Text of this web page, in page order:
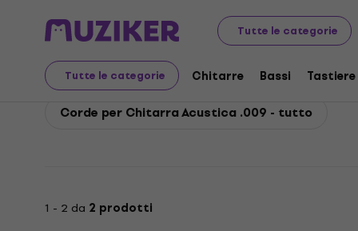
Tutte le categorie
Tutte le categorie Chitarre Bassi Tastiere
D'Addario Chitarre Corde per chitarra Corde per
D'Addario Corde per
Corde per Chitarra Acustica .009 - tutto
1 - 2 da 2 prodotti